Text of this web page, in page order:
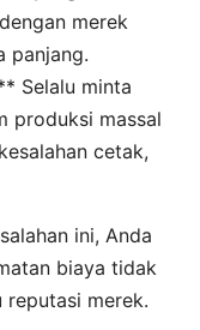
merek
panjang.
Selalu minta
produksi massal
cetak,
ini, Anda
biaya tidak
merek.